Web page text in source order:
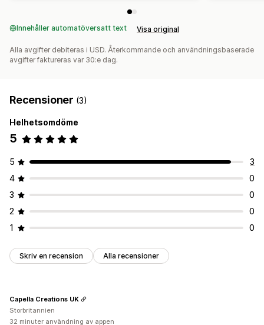
Innehåller automatöversatt text Visa original
Alla avgifter debiteras i USD. Återkommande och användningsbaserade
avgifter faktureras var 30:e dag.
Recensioner (3)
Helhetsomdöme
5
5
3
4
0
3
0
2
0
1
0
Skriv en recension Alla recensioner
Capella Creations UK
Storbritannien
32 minuter användning av appen